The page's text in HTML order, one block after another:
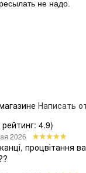
не надо.
Написать
4.9)
2026
процвітання